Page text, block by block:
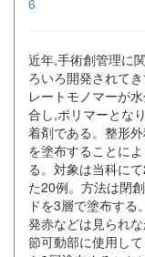
6
近年,手術創管理に
ろいろ開発されて
レートモノマーが
合し,ポリマーとな
着剤である。整形
を塗布することに
る。対象は当科に
た20例。方法は閉
ドを3層で塗布す
発赤などは見られ
節可動部に使用し